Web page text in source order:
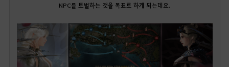
NPC를 토벌하는 것을 목표로 하게 되는데요.